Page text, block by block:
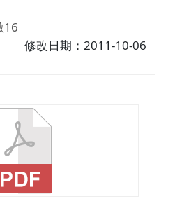
16
修改日期：2011-10-06